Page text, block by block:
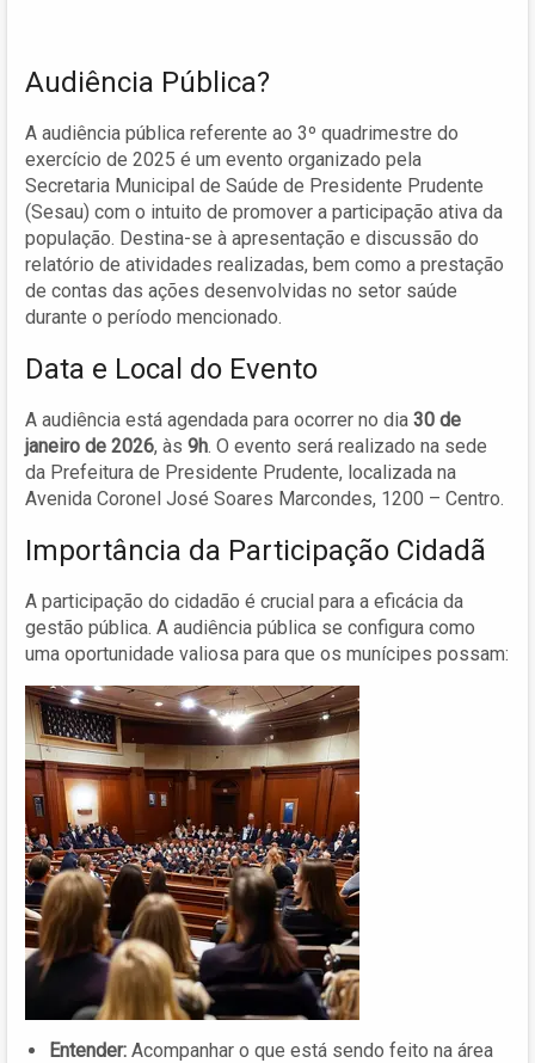
Audiência Pública?
A audiência pública referente ao 3º quadrimestre do
exercício de 2025 é um evento organizado pela
Secretaria Municipal de Saúde de Presidente Prudente
(Sesau) com o intuito de promover a participação ativa da
população. Destina-se à apresentação e discussão do
relatório de atividades realizadas, bem como a prestação
de contas das ações desenvolvidas no setor saúde
durante o período mencionado.
Data e Local do Evento
A audiência está agendada para ocorrer no dia 30 de
janeiro de 2026, às 9h. O evento será realizado na sede
da Prefeitura de Presidente Prudente, localizada na
Avenida Coronel José Soares Marcondes, 1200 – Centro.
Importância da Participação Cidadã
A participação do cidadão é crucial para a eficácia da
gestão pública. A audiência pública se configura como
uma oportunidade valiosa para que os munícipes possam:
Entender: Acompanhar o que está sendo feito na área